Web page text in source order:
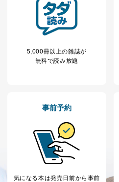
5,000冊以上の雑誌が
無料で読み放題
事前予約
気になる本は発売日前から事前